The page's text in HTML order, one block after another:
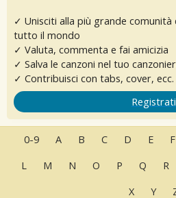
✓ Unisciti alla più grande comunità
tutto il mondo
✓ Valuta, commenta e fai amicizia
✓ Salva le canzoni nel tuo
✓ Contribuisci con tabs, cover, ecc.
Registrati
0-9 A B C D E F
L
M N O P Q R
X
Y